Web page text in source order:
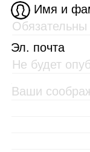
Имя и
Эл. почта